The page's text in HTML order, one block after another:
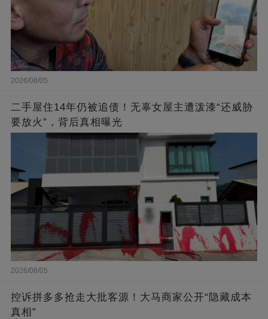
2026/08/05
二手屋住14年仍被追债！无辜女屋主遭泼漆“还威胁
要放火”，背后真相曝光
2026/08/05
控诉拼多多抢走大批客源！大马商家公开“隐藏成本
真相”